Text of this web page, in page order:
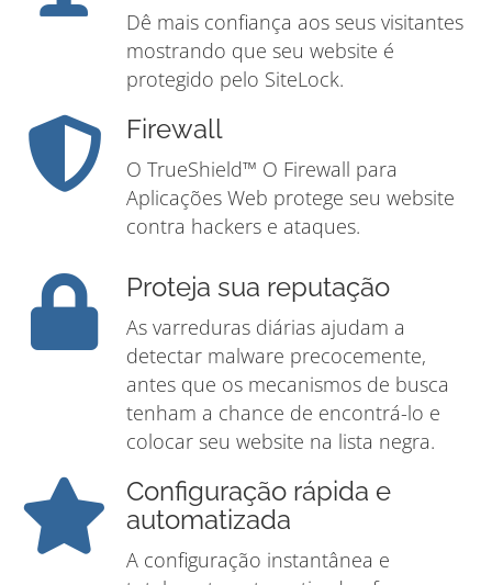
Dê mais confiança aos seus visitantes
mostrando que seu website é
protegido pelo SiteLock.
Firewall
O TrueShield™ O Firewall para
Aplicações Web protege seu website
contra hackers e ataques.
Proteja sua reputação
As varreduras diárias ajudam a
detectar malware precocemente,
antes que os mecanismos de busca
tenham a chance de encontrá-lo e
colocar seu website na lista negra.
Configuração rápida e
automatizada
A configuração instantânea e